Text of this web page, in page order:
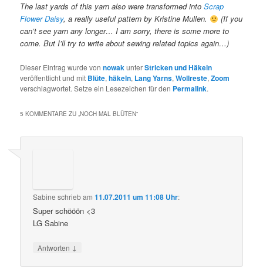
The last yards of this yarn also were transformed intoScrap
Flower Daisy, a really useful pattern by Kristine Mullen.
(If you
can’t see yarn any longer… I am sorry, there is some more to
come. But I’ll try to write about sewing related topics again…)
Dieser Eintrag wurde vonnowak unterStricken und Häkeln
veröffentlicht und mit Blüte,häkeln, Lang Yarns,Wollreste,Zoom
verschlagwortet. Setze ein Lesezeichen für den Permalink.
5 KOMMENTARE ZU „NOCH MAL BLÜTEN“
Sabine schriebam11.07.2011 um 11:08 Uhr:
Super schööön <3
LG Sabine
Antworten ↓